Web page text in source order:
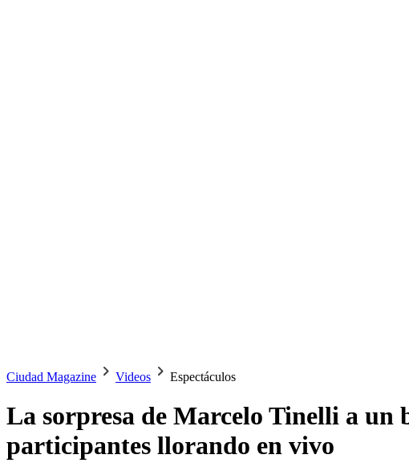
Ciudad Magazine Videos Espectáculos
La sorpresa de Marcelo Tinelli a
participantes llorando en vivo